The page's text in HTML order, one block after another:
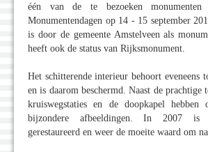
één van de te bezoeken
Monumentendagen op 14 - 15 september
is door de gemeente Amstelveen als
heeft ook de status van Rijksmonument.
Het schitterende interieur behoort eveneens
en is daarom beschermd. Naast de prachtige
kruiswegstaties en de doopkapel hebben
bijzondere afbeeldingen. In 2007 is
gerestaureerd en weer de moeite waard om